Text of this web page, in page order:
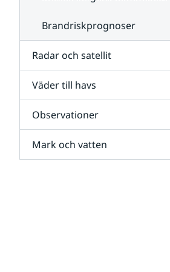
Brandriskprognoser
Radar och satellit
Väder till havs
Observationer
Mark och vatten